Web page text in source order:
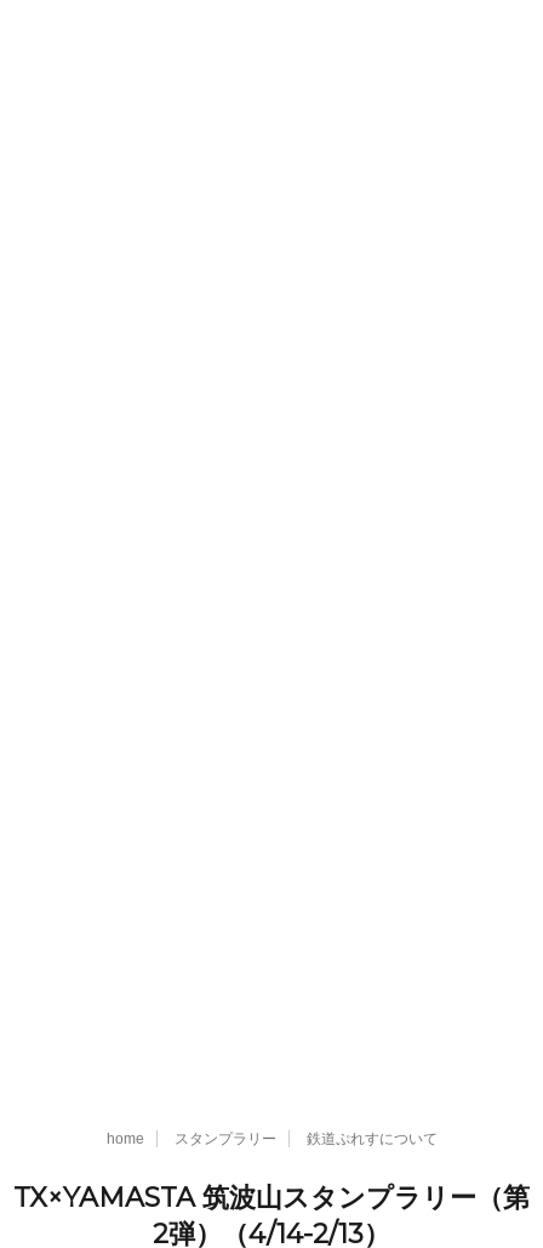
home スタンプラリー 鉄道ぷれすについて
TX×YAMASTA 筑波山スタンプラリー（第
2弾）（4/14-2/13）